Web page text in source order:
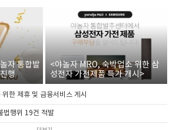
자 통합발
행
<야놀자 MRO, 숙박업소 위한 삼
성전자 가전제품 특가 개시>
한 제휴 및 금융서비스 게시
법행위 19건 적발